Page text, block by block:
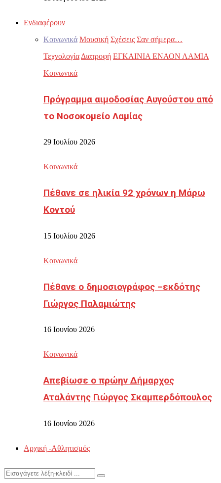
Ενδιαφέρουν
Κοινωνικά Μουσική Σχέσεις Σαν σήμερα…
Τεχνολογία Διατροφή ΕΓΚΑΙΝΙΑ ΕΝΑΟΝ ΛΑΜΙΑ
Κοινωνικά
Πρόγραμμα αιμοδοσίας Αυγούστου από
το Νοσοκομείο Λαμίας
29 Ιουλίου 2026
Κοινωνικά
Πέθανε σε ηλικία 92 χρόνων η Μάρω
Κοντού
15 Ιουλίου 2026
Κοινωνικά
Πέθανε ο δημοσιογράφος –εκδότης
Γιώργος Παλαμιώτης
16 Ιουνίου 2026
Κοινωνικά
Απεβίωσε ο πρώην Δήμαρχος
Αταλάντης Γιώργος Σκαμπερδόπουλος
16 Ιουνίου 2026
Αρχική -Αθλητισμός
Search
Search